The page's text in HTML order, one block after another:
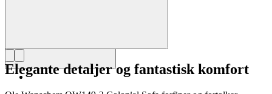
Elegante detaljer og fantastisk komfort